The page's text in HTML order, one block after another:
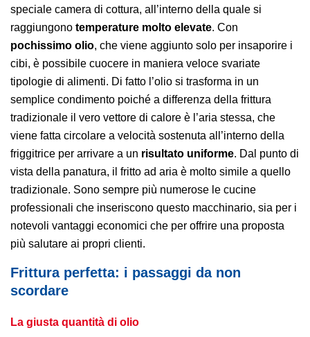
speciale camera di cottura, all’interno della quale si
raggiungono temperature molto elevate. Con
pochissimo olio, che viene aggiunto solo per insaporire i
cibi, è possibile cuocere in maniera veloce svariate
tipologie di alimenti. Di fatto l’olio si trasforma in un
semplice condimento poiché a differenza della frittura
tradizionale il vero vettore di calore è l’aria stessa, che
viene fatta circolare a velocità sostenuta all’interno della
friggitrice per arrivare a un risultato uniforme. Dal punto di
vista della panatura, il fritto ad aria è molto simile a quello
tradizionale. Sono sempre più numerose le cucine
professionali che inseriscono questo macchinario, sia per i
notevoli vantaggi economici che per offrire una proposta
più salutare ai propri clienti.
Frittura perfetta: i passaggi da non
scordare
La giusta quantità di olio